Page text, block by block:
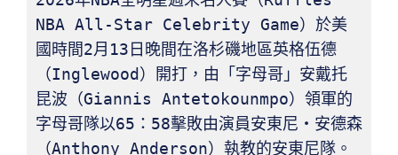
NBA All-Star Celebrity Game）於美
國時間2月13日晚間在洛杉磯地區英格伍德
（Inglewood）開打，由「字母哥」安戴托
昆波（Giannis Antetokounmpo）領軍的
字母哥隊以65：58擊敗由演員安東尼・安德森
（Anthony Anderson）執教的安東尼隊。